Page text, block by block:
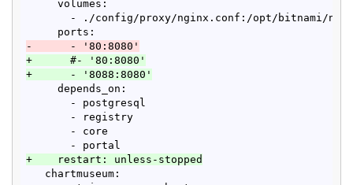
     volumes:
- ./config/proxy/nginx.conf:/opt/bitnami/
-      - '80:8080'
+      #- '80:8080'
+      - '8088:8080'
     depends_on:
       - postgresql
       - registry
       - core
+    restart: unless-stopped
   chartmuseum: